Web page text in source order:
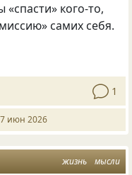
кого-то,
самих себя.
1
июн 2026
жизнь мысли